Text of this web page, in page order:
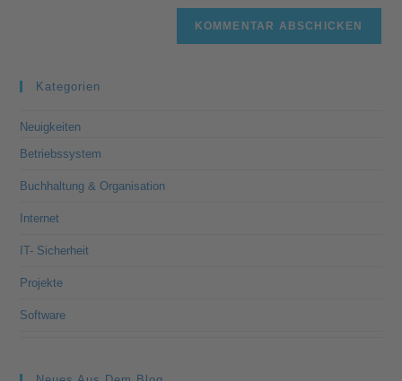
Kategorien
Neuigkeiten
Betriebssystem
Buchhaltung & Organisation
Internet
IT- Sicherheit
Projekte
Software